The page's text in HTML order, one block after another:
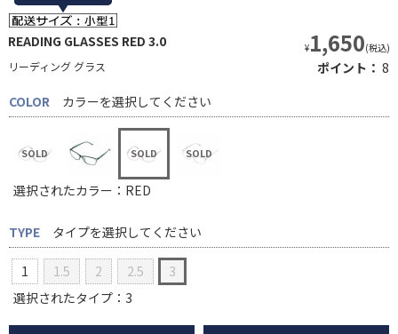
READING GLASSES RED 3.0
リーディング グラス
¥1,650(税込)
ポイント： 8
COLOR
カラーを選択してください
選択されたカラー：RED
TYPE タイプを選択してください
1 1.5 2 2.5
3
選択されたタイプ：3